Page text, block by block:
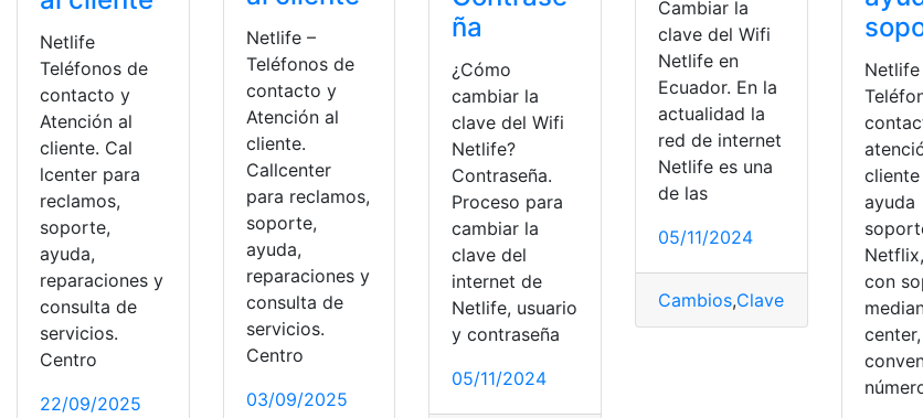
Netlife
Teléfonos de
contacto y
Atención al
cliente. Cal
lcenter para
reclamos,
soporte,
ayuda,
reparaciones y
consulta de
servicios.
Centro
22/09/2025
Netlife –
Teléfonos de
contacto y
Atención al
cliente.
Callcenter
para reclamos,
soporte,
ayuda,
reparaciones y
consulta de
servicios.
Centro
03/09/2025
ña
¿Cómo
cambiar la
clave del Wifi
Netlife?
Contraseña.
Proceso para
cambiar la
clave del
internet de
Netlife, usuario
y contraseña
05/11/2024
Cambiar la
clave del Wifi
Netlife en
Ecuador. En la
actualidad la
red de internet
Netlife es una
de las
05/11/2024
Cambios,Clave, Netlife,
Netlife
ayuda
con